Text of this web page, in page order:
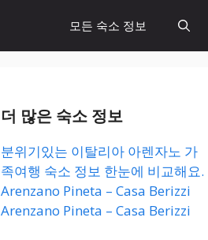
모든 숙소 정보
더 많은 숙소 정보
분위기있는 이탈리아 아렌자노 가
족여행 숙소 정보 한눈에 비교해요.
Arenzano Pineta – Casa Berizzi
Arenzano Pineta – Casa Berizzi